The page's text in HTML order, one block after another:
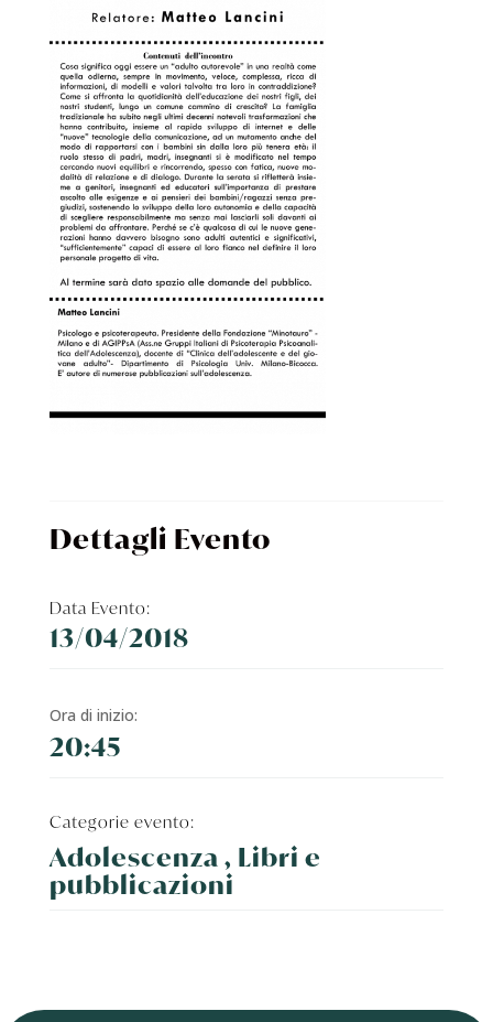
Dettagli Evento
Data Evento:
13/04/2018
Ora di inizio:
20:45
Categorie evento:
Adolescenza , Libri e
pubblicazioni